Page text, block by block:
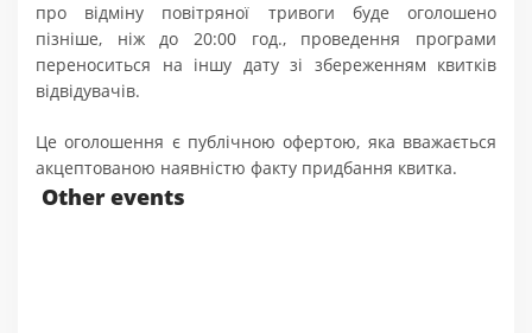
про відміну повітряної тривоги буде оголошено
пізніше, ніж до 20:00 год., проведення програми
переноситься на іншу дату зі збереженням квитків
відвідувачів.
Це оголошення є публічною офертою, яка вважається
акцептованою наявністю факту придбання квитка.
Other events